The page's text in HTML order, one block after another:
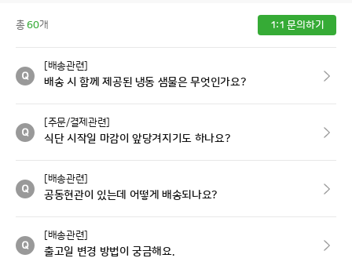
총60개 1:1 문의하기
[배송관련]
배송 시 함께 제공된 냉동 샘물은 무엇인가요?
[주문/결제관련]
식단 시작일 마감이 앞당겨지기도 하나요?
[배송관련]
공동현관이 있는데 어떻게 배송되나요?
[배송관련]
출고일 변경 방법이 궁금해요.